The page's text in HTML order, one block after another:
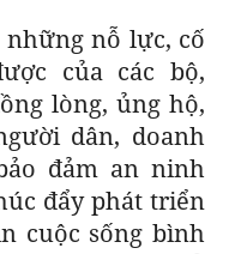
nỗ lực, cố
của các bộ,
lòng, ủng hộ,
dân, doanh
đảm an ninh
đẩy phát triển
cuộc sống bình